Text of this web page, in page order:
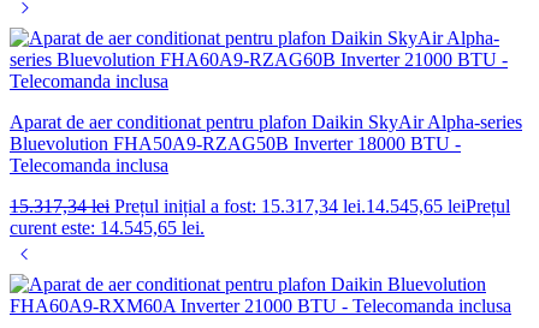
Aparat de aer conditionat pentru plafon Daikin SkyAir Alpha-series
Bluevolution FHA50A9-RZAG50B Inverter 18000 BTU -
Telecomanda inclusa
15.317,34lei Prețul inițial a fost: 15.317,34 lei.14.545,65 leiPrețul
curent este: 14.545,65 lei.